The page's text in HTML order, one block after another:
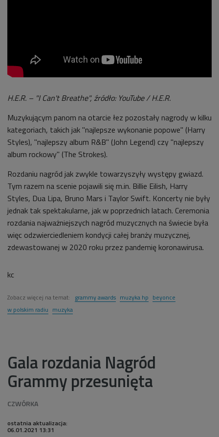
H.E.R. – "I Can't Breathe", źródło: YouTube / H.E.R.
Muzykującym panom na otarcie łez pozostały nagrody w kilku
kategoriach, takich jak "najlepsze wykonanie popowe" (Harry
Styles), "najlepszy album R&B" (John Legend) czy "najlepszy
album rockowy" (The Strokes).
Rozdaniu nagród jak zwykle towarzyszyły występy gwiazd.
Tym razem na scenie pojawili się m.in. Billie Eilish, Harry
Styles, Dua Lipa, Bruno Mars i Taylor Swift. Koncerty nie były
jednak tak spektakularne, jak w poprzednich latach. Ceremonia
rozdania najważniejszych nagród muzycznych na świecie była
więc odzwierciedleniem kondycji całej branży muzycznej,
zdewastowanej w 2020 roku przez pandemię koronawirusa.
kc
Zobacz więcej na temat: grammy awards muzyka hp beyonce
w polskim radiu muzyka
Gala rozdania Nagród
Grammy przesunięta
ostatnia aktualizacja:
06.01.2021 13:31